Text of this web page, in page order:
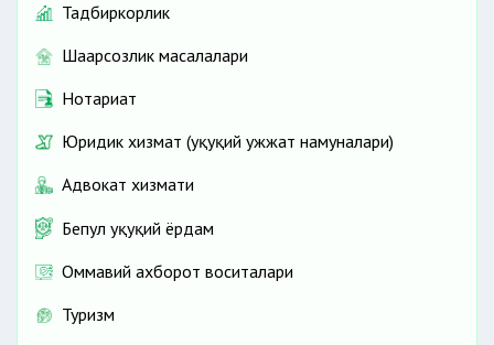
Тадбиркорлик
Шаҳарсозлик масалалари
Нотариат
Юридик хизмат (ҳуқуқий ҳужжат намуналари)
Адвокат хизмати
Бепул ҳуқуқий ёрдам
Оммавий ахборот воситалари
Туризм